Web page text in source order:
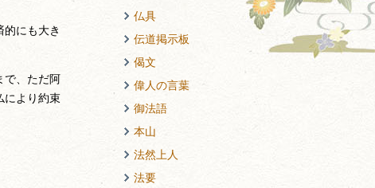
にも大き
で、ただ阿
により約束
仏具
伝道掲示板
偈文
偉人の言葉
御法語
本山
法然上人
法要